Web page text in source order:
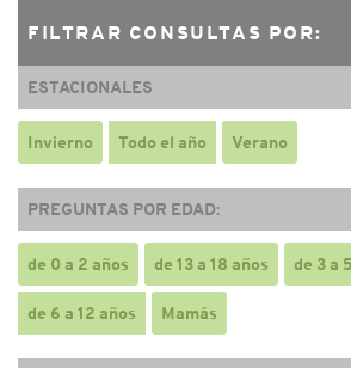
FILTRAR CONSULTAS POR:
ESTACIONALES
Invierno Todo el año Verano
PREGUNTAS POR EDAD:
de 0 a 2 años de 13 a 18 años de 3 a
de 6 a 12 años Mamás